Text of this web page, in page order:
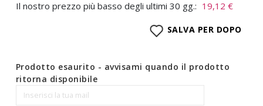
Il nostro prezzo più basso degli ultimi 30 gg.: 19,12 €
SALVA PER DOPO
Prodotto esaurito - avvisami quando il prodotto
ritorna disponibile